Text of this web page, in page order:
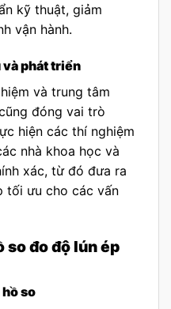
kỹ thuật, giảm
vận hành.
phát triển
và trung tâm
đóng vai trò
hiện các thí nghiệm
nhà khoa học và
xác, từ đó đưa ra
tối ưu cho các vấn
so đo độ lún ép
so